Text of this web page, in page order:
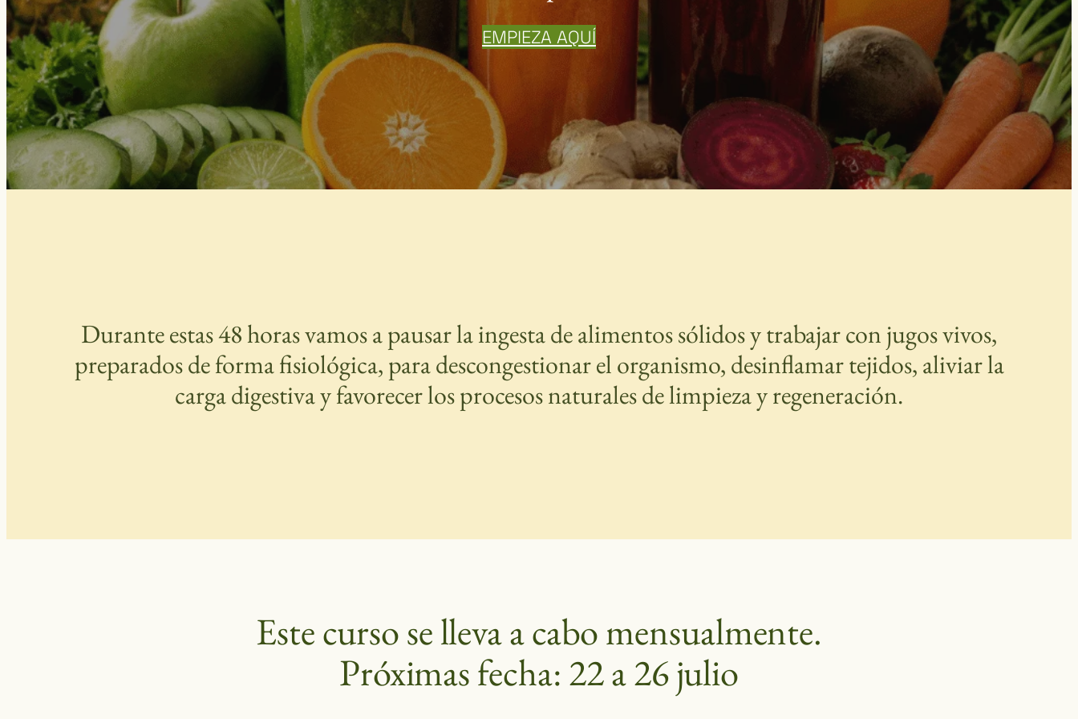
EMPIEZA AQUÍ
Durante estas 48 horas vamos a pausar la ingesta de alimentos sólidos y trabajar con jugos vivos,
preparados de forma fisiológica, para descongestionar el organismo, desinflamar tejidos, aliviar la
carga digestiva y favorecer los procesos naturales de limpieza y regeneración.
Este curso se lleva a cabo mensualmente.
Próximas fecha: 22 a 26 julio